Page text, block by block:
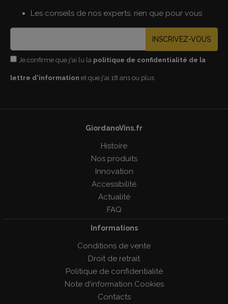
Les conseils de nos experts, rien que pour vous
INSCRIVEZ-VOUS
Je confirme que j'ai lu la politique de confidentialité de la
lettre d'information et que j'ai 18 ans ou plus
GiordanoVins.fr
Histoire
Nos produits
Innovation
Accessibilité
Actualité
FAQ
Informations
Conditions de vente
Droit de retrait
Politique de confidentialité
Note d'information Cookies
Contacts